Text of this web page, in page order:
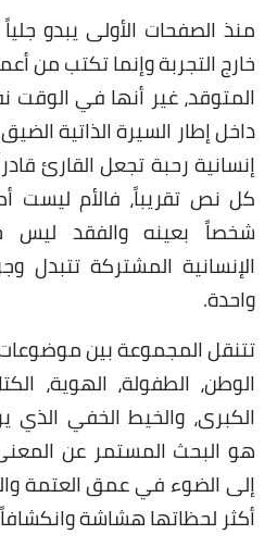
منذ الصفحات الأولى يبدو
خارج التجربة وإنما تكتب من
المتوقد، غير أنها في
داخل إطار السيرة الذاتية
إنسانية رحبة تجعل القارئ
كل نص تقريباً، فالأم ليست
شخصاً بعينه والفقد ليس
الإنسانية المشتركة تتبدل
واحدة.
تتنقل المجموعة بين
الوطن، الطفولة، الهوية،
الكبرى، والخيط الخفي الذي
هو البحث المستمر عن
إلى الضوء في عمق العتمة
أكثر لحظاتها هشاشة